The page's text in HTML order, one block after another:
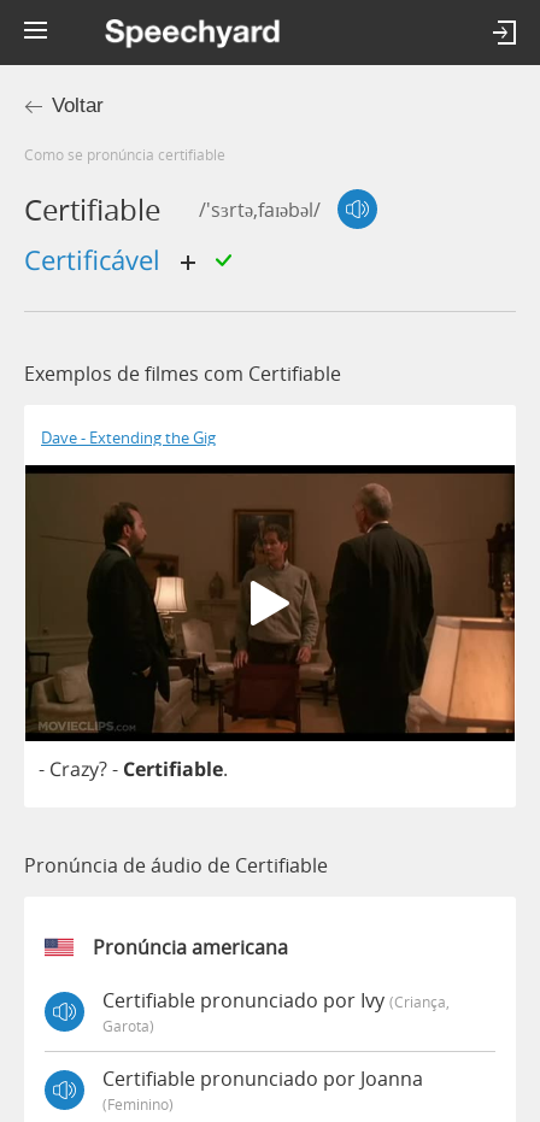
Voltar
Como se pronúncia certifiable
Certifiable /'sɜrtə,faɪəbəl/
certificável
Exemplos de filmes com Certifiable
Dave - Extending the Gig
- Crazy?- Certifiable.
Pronúncia de áudio de Certifiable
Pronúncia americana
Certifiable pronunciado por Ivy (criança,
Garota)
Certifiable pronunciado por Joanna
(feminino)